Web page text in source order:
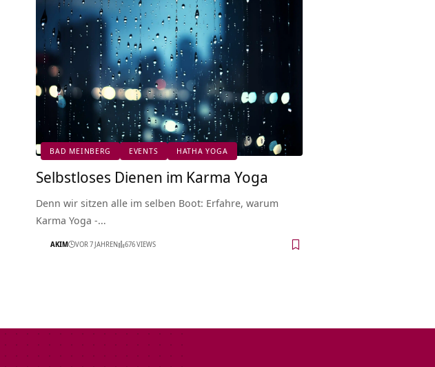
BAD MEINBERG EVENTS HATHA YOGA
Selbstloses Dienen im Karma Yoga
Denn wir sitzen alle im selben Boot: Erfahre, warum
Karma Yoga -…
AKIM VOR 7 JAHREN 676 VIEWS